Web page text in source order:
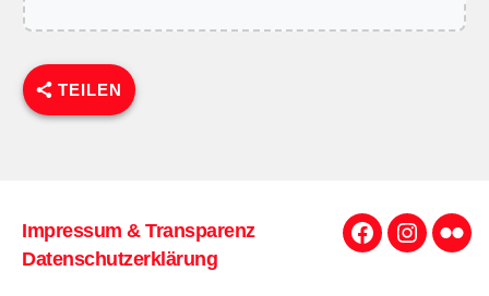
TEILEN
Impressum & Transparenz
Datenschutzerklärung
Facebook